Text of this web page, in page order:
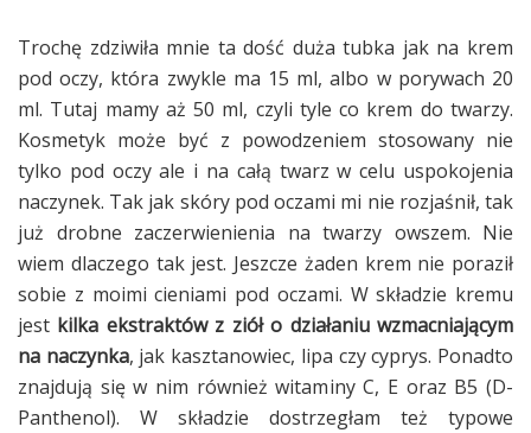
Trochę zdziwiła mnie ta dość duża tubka jak na krem
pod oczy, która zwykle ma 15 ml, albo w porywach 20
ml. Tutaj mamy aż 50 ml, czyli tyle co krem do twarzy.
Kosmetyk może być z powodzeniem stosowany nie
tylko pod oczy ale i na całą twarz w celu uspokojenia
naczynek. Tak jak skóry pod oczami mi nie rozjaśnił, tak
już drobne zaczerwienienia na twarzy owszem. Nie
wiem dlaczego tak jest. Jeszcze żaden krem nie poraził
sobie z moimi cieniami pod oczami. W składzie kremu
jest kilka ekstraktów z ziół o działaniu wzmacniającym
na naczynka, jak kasztanowiec, lipa czy cyprys. Ponadto
znajdują się w nim również witaminy C, E oraz B5 (D-
Panthenol). W składzie dostrzegłam też typowe